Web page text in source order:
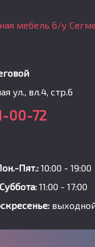
ул., вл.4, стр.6
00-72
Пят.: 10:00 - 19:00
Суббота:11:00 - 17:00